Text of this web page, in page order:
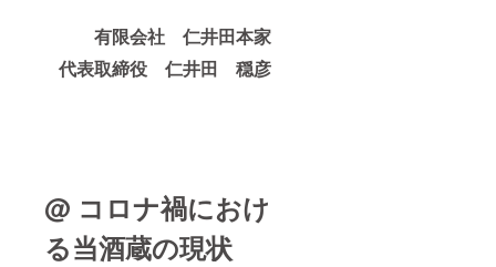
有限会社 仁井田本家
代表取締役 仁井田 穏彦
@ コロナ禍におけ
る当酒蔵の現状